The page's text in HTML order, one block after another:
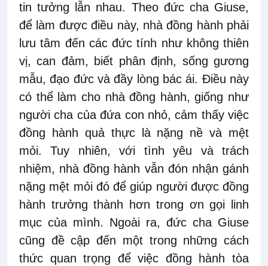
tin tưởng lẫn nhau. Theo đức cha Giuse,
để làm được điều này, nhà đồng hành phải
lưu tâm đến các đức tính như không thiên
vị, can đảm, biết phân định, sống gương
mẫu, đạo đức và đầy lòng bác ái. Điều này
có thể làm cho nhà đồng hành, giống như
người cha của đứa con nhỏ, cảm thấy việc
đồng hành quả thực là nặng nề và mệt
mỏi. Tuy nhiên, với tình yêu và trách
nhiệm, nhà đồng hành vẫn đón nhận gánh
nặng mệt mỏi đó để giúp người được đồng
hành trưởng thành hơn trong ơn gọi linh
mục của mình. Ngoài ra, đức cha Giuse
cũng đề cập đến một trong những cách
thức quan trọng để việc đồng hành tòa